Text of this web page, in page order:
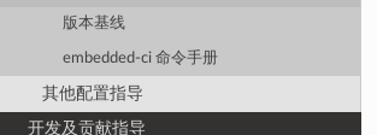
版本基线
embedded-ci 命令手册
其他配置指导
开发及贡献指导